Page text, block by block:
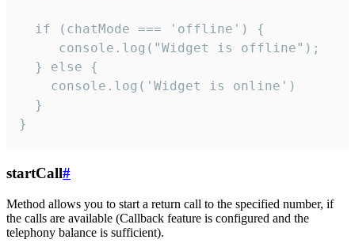
  if (chatMode === 'offline') {
     console.log("Widget is offline");
  } else {
    console.log('Widget is online')
  }
}
startCall#
Method allows you to start a return call to the specified number, if
the calls are available (Callback feature is configured and the
telephony balance is sufficient).